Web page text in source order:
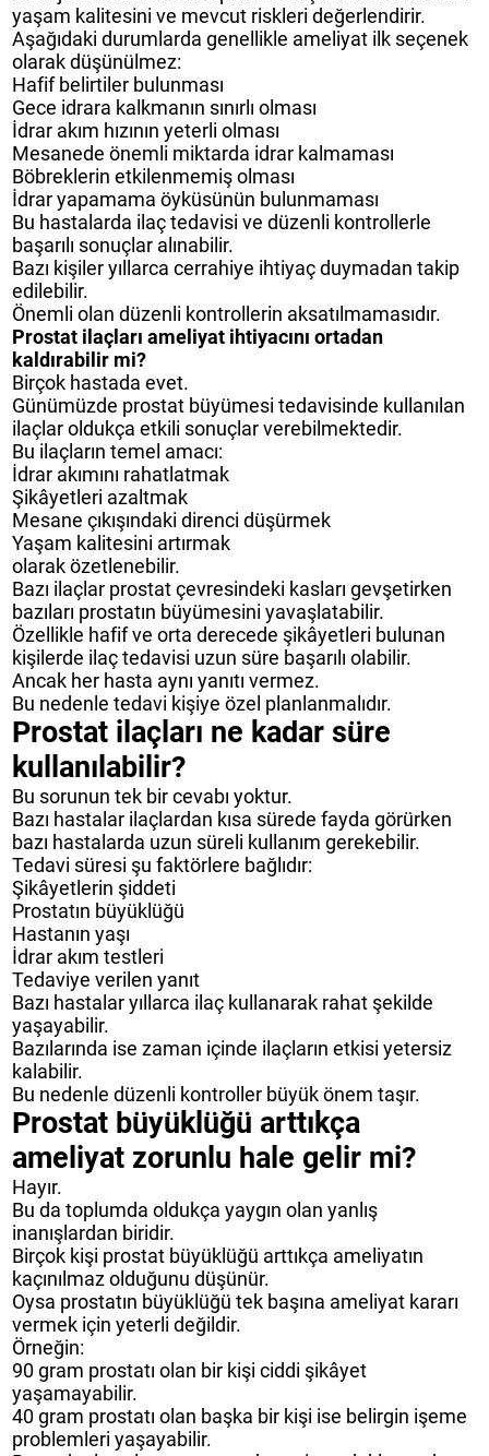
yaşam kalitesini ve mevcut riskleri değerlendirir.
Aşağıdaki durumlarda genellikle ameliyat ilk seçenek
olarak düşünülmez:
Hafif belirtiler bulunması
Gece idrara kalkmanın sınırlı olması
İdrar akım hızının yeterli olması
Mesanede önemli miktarda idrar kalmaması
Böbreklerin etkilenmemiş olması
İdrar yapamama öyküsünün bulunmaması
Bu hastalarda ilaç tedavisi ve düzenli kontrollerle
başarılı sonuçlar alınabilir.
Bazı kişiler yıllarca cerrahiye ihtiyaç duymadan takip
edilebilir.
Önemli olan düzenli kontrollerin aksatılmamasıdır.
Prostat ilaçları ameliyat ihtiyacını ortadan
kaldırabilir mi?
Birçok hastada evet.
Günümüzde prostat büyümesi tedavisinde kullanılan
ilaçlar oldukça etkili sonuçlar verebilmektedir.
Bu ilaçların temel amacı:
İdrar akımını rahatlatmak
Şikâyetleri azaltmak
Mesane çıkışındaki direnci düşürmek
Yaşam kalitesini artırmak
olarak özetlenebilir.
Bazı ilaçlar prostat çevresindeki kasları gevşetirken
bazıları prostatın büyümesini yavaşlatabilir.
Özellikle hafif ve orta derecede şikâyetleri bulunan
kişilerde ilaç tedavisi uzun süre başarılı olabilir.
Ancak her hasta aynı yanıtı vermez.
Bu nedenle tedavi kişiye özel planlanmalıdır.
Prostat ilaçları ne kadar süre
kullanılabilir?
Bu sorunun tek bir cevabı yoktur.
Bazı hastalar ilaçlardan kısa sürede fayda görürken
bazı hastalarda uzun süreli kullanım gerekebilir.
Tedavi süresi şu faktörlere bağlıdır:
Şikâyetlerin şiddeti
Prostatın büyüklüğü
Hastanın yaşı
İdrar akım testleri
Tedaviye verilen yanıt
Bazı hastalar yıllarca ilaç kullanarak rahat şekilde
yaşayabilir.
Bazılarında ise zaman içinde ilaçların etkisi yetersiz
kalabilir.
Bu nedenle düzenli kontroller büyük önem taşır.
Prostat büyüklüğü arttıkça
ameliyat zorunlu hale gelir mi?
Hayır.
Bu da toplumda oldukça yaygın olan yanlış
inanışlardan biridir.
Birçok kişi prostat büyüklüğü arttıkça ameliyatın
kaçınılmaz olduğunu düşünür.
Oysa prostatın büyüklüğü tek başına ameliyat kararı
vermek için yeterli değildir.
Örneğin:
90 gram prostatı olan bir kişi ciddi şikâyet
yaşamayabilir.
40 gram prostatı olan başka bir kişi ise belirgin işeme
problemleri yaşayabilir.